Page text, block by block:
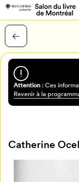
Attention: Ces
Revenir à la
Catherine